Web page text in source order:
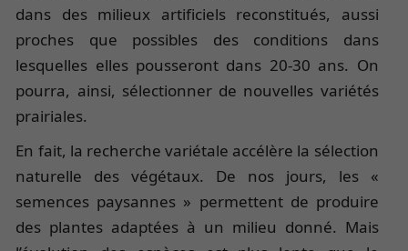
dans des milieux artificiels reconstitués, aussi
proches que possibles des conditions dans
lesquelles elles pousseront dans 20-30 ans. On
pourra, ainsi, sélectionner de nouvelles variétés
prairiales.
En fait, la recherche variétale accélère la sélection
naturelle des végétaux. De nos jours, les «
semences paysannes » permettent de produire
des plantes adaptées à un milieu donné. Mais